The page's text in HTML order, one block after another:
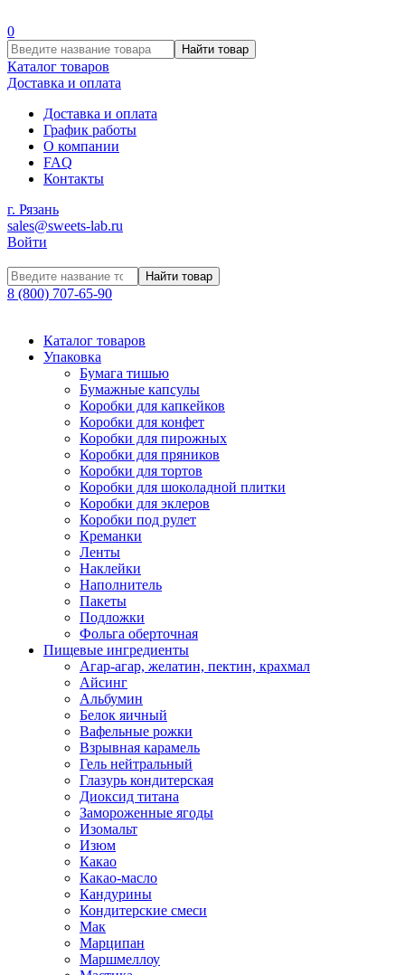
0
Найти товар
Каталог товаров
Доставка и оплата
Доставка и оплата
График работы
О компании
FAQ
Контакты
г. Рязань
sales@sweets-lab.ru
Войти
Найти товар
8 (800) 707-65-90
Каталог товаров
Упаковка
Бумага тишью
Бумажные капсулы
Коробки для капкейков
Коробки для конфет
Коробки для пирожных
Коробки для пряников
Коробки для тортов
Коробки для шоколадной плитки
Коробки для эклеров
Коробки под рулет
Креманки
Ленты
Наклейки
Наполнитель
Пакеты
Подложки
Фольга оберточная
Пищевые ингредиенты
Агар-агар, желатин, пектин, крахмал
Айсинг
Альбумин
Белок яичный
Вафельные рожки
Взрывная карамель
Гель нейтральный
Глазурь кондитерская
Диоксид титана
Замороженные ягоды
Изомальт
Изюм
Какао
Какао-масло
Кандурины
Кондитерские смеси
Мак
Марципан
Маршмеллоу